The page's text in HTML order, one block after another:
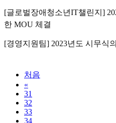
[글로벌장애청소년IT챌린지]
한 MOU 체결
[경영지원팀] 2023년도 시무식
처음
«
31
32
33
34